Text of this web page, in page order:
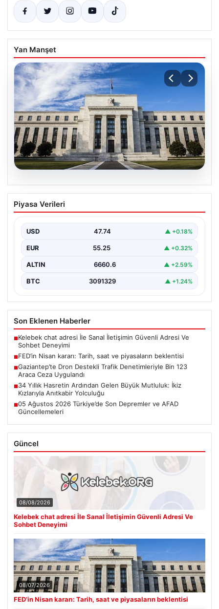
Yan Manşet
07.08.2026
FED’in Nisan kararı: Tarih, saat ve
piyasaların beklentisi
kararı yatırımcılar tarafından yakından takip ediliyor.…
Piyasa Verileri
USD 47.74 ▲ +0.18%
EUR 55.25 ▲ +0.32%
ALTIN 6660.6 ▲ +2.59%
BTC 3091329 ▲ +1.24%
Son Eklenen Haberler
■Kelebek chat adresi İle Sanal İletişimin Güvenli Adresi Ve
Sohbet Deneyimi
■FED’in Nisan kararı: Tarih, saat ve piyasaların beklentisi
■Gaziantep’te Dron Destekli Trafik Denetimleriyle Bin 123
Araca Ceza Uygulandı
■34 Yıllık Hasretin Ardından Gelen Büyük Mutluluk: İkiz
Kızlarıyla Anıtkabir Yolculuğu
■05 Ağustos 2026 Türkiye’de Son Depremler ve AFAD
Güncellemeleri
Güncel
08/08/2026
Kelebek chat adresi İle Sanal İletişimin Güvenli Adresi Ve
Sohbet Deneyimi
08/07/2026
FED’in Nisan kararı: Tarih, saat ve piyasaların beklentisi